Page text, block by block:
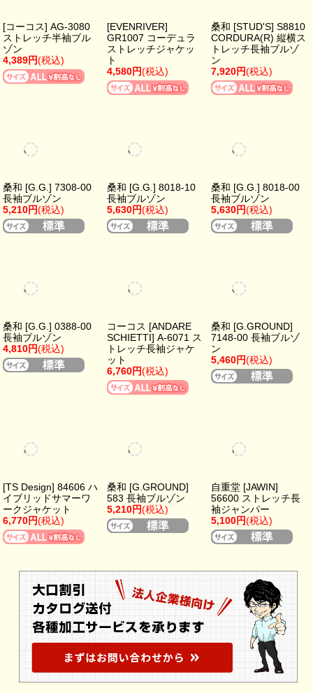
桑和 [G.G.] 7308-00
長袖ブルゾン
桑和 [G.G.] 8018-10
長袖ブルゾン
5,630円(税込)
桑和 [G.G.] 8018-00
長袖ブルゾン
5,630円(税込)
桑和 [G.G.] 0388-00
4,810円
コーコス [ANDARE
トレッチ長袖ジャケ
ット
6,760円(税込)
桑和 [G.GROUND]
ン
5,460円(税込)
ークジャケット
6,770円
5,210円
袖ジャンパー
5,100円
自重堂 [JAWIN]
56500 ストレッチ長
袖ジャンパー
5,070円(税込)
ー
5,340円
[ジーベック] 2854 長
袖ブルゾン
4,611円
(税込)
[アイズフロンティア]
3150 ポイントコンタ
クトストレッチワー
クジャケット
4,950円(税込)
[アイズフロンティア]
3428 ファンタスティ
ックストレッチ新型
ワークジャケット
6,908円(税込)
[アイズフロンティア]
3850 吸水速乾A.D.ス
トレッチワークジャ
ケット
6,358円(税込)